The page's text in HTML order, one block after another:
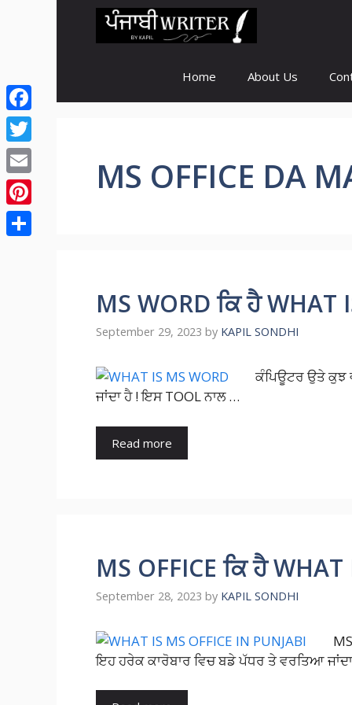
Home About Us
MS OFFICE DA
MS WORD ਕਿ ਹੈ WHAT
September 29, 2023 by KAPIL SONDHI
ਕੰਪਿਊਟਰ ਉਤੇ ਕੁਝ
ਜਾਂਦਾ ਹੈ ! ਇਸ TOOL ਨਾਲ …
Read more
MS OFFICE ਕਿ ਹੈ
September 28, 2023 by KAPIL SONDHI
ਇਹ ਹਰੇਕ ਕਾਰੋਬਾਰ ਵਿਚ ਬਡੇ ਪੱਧਰ ਤੇ ਵਰਤਿਆ
Facebook
Twitter
Email
Pinterest